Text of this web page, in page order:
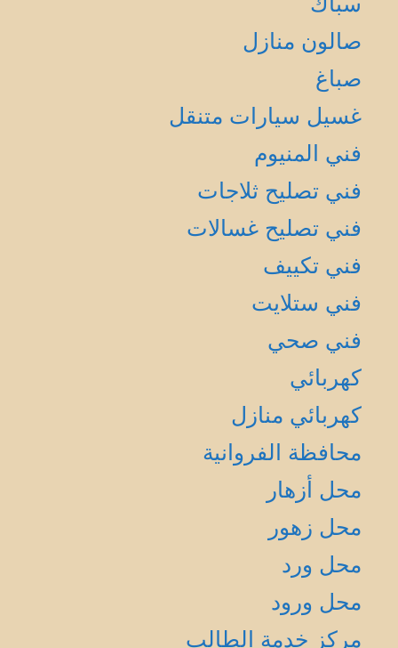
صالون منازل
صباغ
غسيل سيارات متنقل
فني المنيوم
فني تصليح ثلاجات
فني تصليح غسالات
فني تكييف
فني ستلايت
فني صحي
كهربائي
كهربائي منازل
محافظة الفروانية
محل أزهار
محل زهور
محل ورد
محل ورود
مركز خدمة الطالب